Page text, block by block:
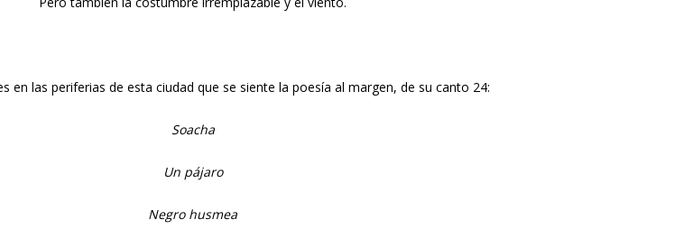
en las periferias de esta ciudad que se siente la poesía al margen, de su canto 24:
Soacha
Un pájaro
Negro husmea